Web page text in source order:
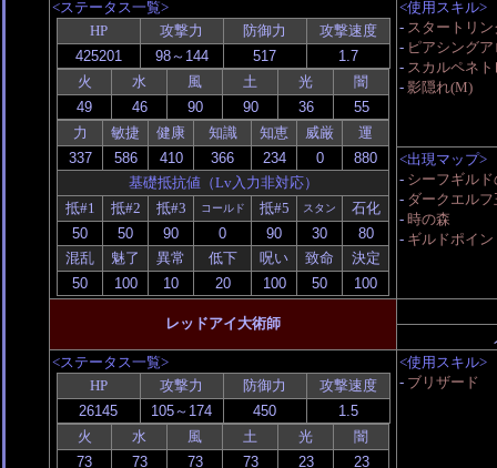
<ステータス一覧>
HP
攻撃力 防御力 攻撃速度
火 水 風 土 光 闇
力 敏捷 健康 知識 知恵 威厳 運
基礎抵抗値（Lv入力非対応）
抵#1
抵#2 抵#3 コールド 抵#5 スタン 石化
混乱 魅了 異常 低下 呪い 致命 決定
<使用スキル>
- スタートリ
- ピアシング
- スカルペネ
- 影隠れ(M)
<出現マップ>
- シーフギル
- ダークエル
- 時の森
- ギルドポイ
レッドアイ大術師
<ステータス一覧>
HP
攻撃力 防御力 攻撃速度
火 水 風 土 光 闇
<使用スキル>
- ブリザード